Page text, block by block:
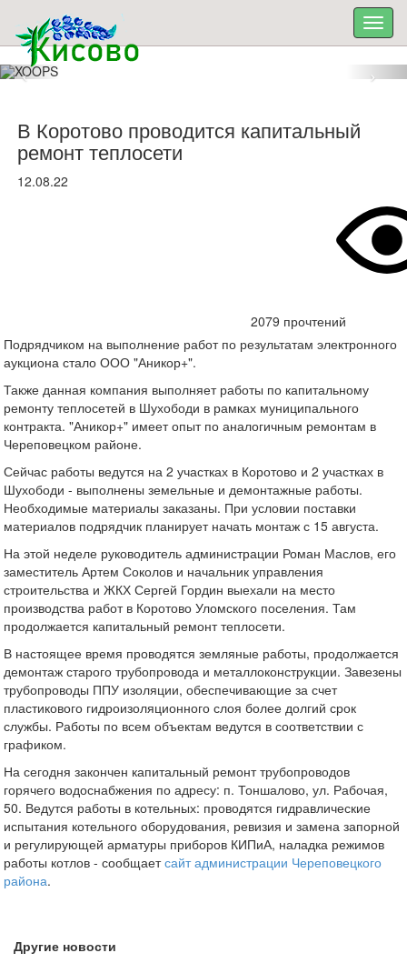
В Коротово проводится капитальный
ремонт теплосети
12.08.22
2079 прочтений
Подрядчиком на выполнение работ по результатам электронного
аукциона стало ООО "Аникор+".
Также данная компания выполняет работы по капитальному
ремонту теплосетей в Шухободи в рамках муниципального
контракта. "Аникор+" имеет опыт по аналогичным ремонтам в
Череповецком районе.
Сейчас работы ведутся на 2 участках в Коротово и 2 участках в
Шухободи - выполнены земельные и демонтажные работы.
Необходимые материалы заказаны. При условии поставки
материалов подрядчик планирует начать монтаж с 15 августа.
На этой неделе руководитель администрации Роман Маслов, его
заместитель Артем Соколов и начальник управления
строительства и ЖКХ Сергей Гордин выехали на место
производства работ в Коротово Уломского поселения. Там
продолжается капитальный ремонт теплосети.
В настоящее время проводятся земляные работы, продолжается
демонтаж старого трубопровода и металлоконструкции. Завезены
трубопроводы ППУ изоляции, обеспечивающие за счет
пластикового гидроизоляционного слоя более долгий срок
службы. Работы по всем объектам ведутся в соответствии с
графиком.
На сегодня закончен капитальный ремонт трубопроводов
горячего водоснабжения по адресу: п. Тоншалово, ул. Рабочая,
50. Ведутся работы в котельных: проводятся гидравлические
испытания котельного оборудования, ревизия и замена запорной
и регулирующей арматуры приборов КИПиА, наладка режимов
работы котлов - сообщаетсайт администрации Череповецкого
района.
Другие новости